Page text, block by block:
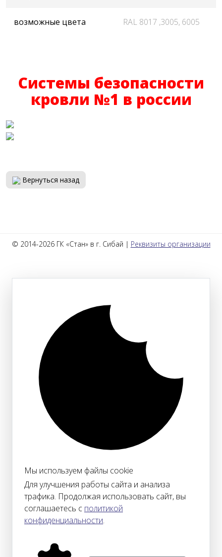
возможные цвета RAL 8017 ,3005, 6005
Системы безопасности
кровли №1 в россии
Вернуться назад
© 2014-2026 ГК «Стан» в г. Сибай | Реквизиты организации
Мы используем файлы cookie
Для улучшения работы сайта и анализа
трафика. Продолжая использовать сайт, вы
соглашаетесь с политикой
конфиденциальности.